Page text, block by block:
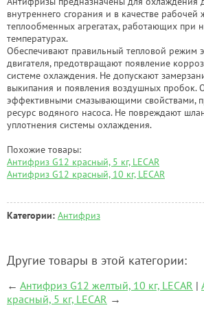
внутреннего сгорания и в качестве рабочей
теплообменных агрегатах, работающих при
температурах.
Обеспечивают правильный тепловой режим
двигателя, предотвращают появление
системе охлаждения. Не допускают
выкипания и появления воздушных пробок.
эффективными смазывающими свойствами,
ресурс водяного насоса. Не повреждают
уплотнения системы охлаждения.
Похожие товары:
Антифриз G12 красный, 5 кг, LECAR
Антифриз G12 красный, 10 кг, LECAR
Категории: Антифриз
Другие товары в этой категории:
← Антифриз G12 желтый, 10 кг, LECAR |
красный, 5 кг, LECAR →